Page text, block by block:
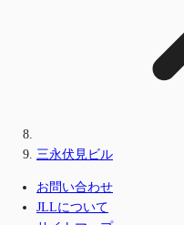
三永伏見ビル
お問い合わせ
JLLについて